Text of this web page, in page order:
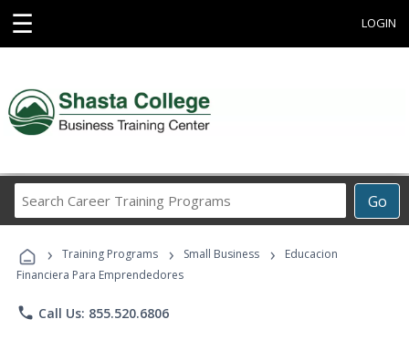
☰ LOGIN
Go
Career
Programs
› Training Programs › Small Business ›
Educacion
Financiera Para Emprendedores
phone Call Us: 855.520.6806